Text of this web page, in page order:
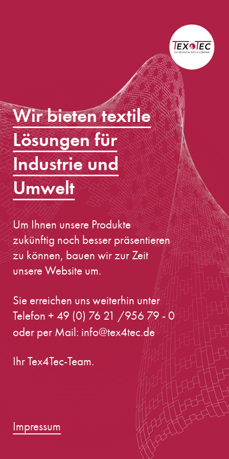
Wir bieten textile
Lösungen für
Industrie und
Umwelt
Um Ihnen unsere Produkte
zukünftig noch besser präsentieren
zu können, bauen wir zur Zeit
unsere Website um.
Sie erreichen uns weiterhin unter
Telefon + 49 (0) 76 21 /956 79 - 0
oder per Mail: info@tex4tec.de
Ihr Tex4Tec-Team.
Impressum